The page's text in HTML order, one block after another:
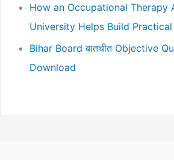
How an Occupational Therapy
University Helps Build
Bihar Board बातचीत Objective
Download